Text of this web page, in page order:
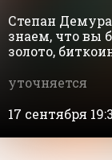
Степан
знаем, что вы
золото,
уточняется
17 сентября